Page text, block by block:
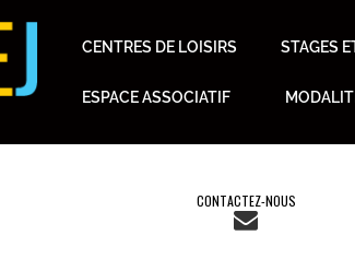
CENTRES DE LOISIRS STAGES
ESPACE ASSOCIATIF
CONTACTEZ-NOUS